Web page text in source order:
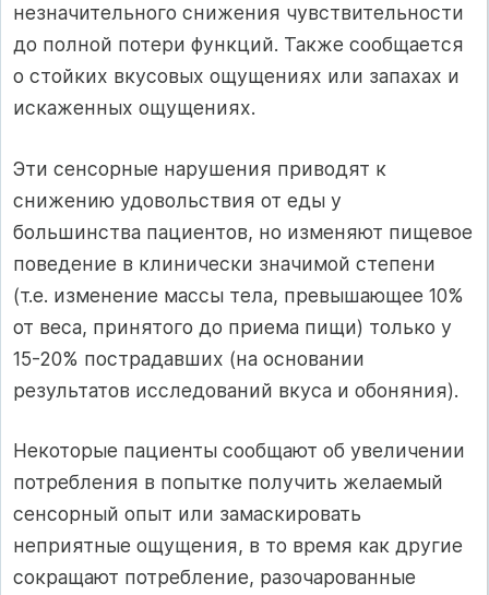
незначительного снижения чувствительности
до полной потери функций. Также сообщается
о стойких вкусовых ощущениях или запахах и
искаженных ощущениях.
Эти сенсорные нарушения приводят к
снижению удовольствия от еды у
большинства пациентов, но изменяют пищевое
поведение в клинически значимой степени
(т.е. изменение массы тела, превышающее 10%
от веса, принятого до приема пищи) только у
15-20% пострадавших (на основании
результатов исследований вкуса и обоняния).
Некоторые пациенты сообщают об увеличении
потребления в попытке получить желаемый
сенсорный опыт или замаскировать
неприятные ощущения, в то время как другие
сокращают потребление, разочарованные